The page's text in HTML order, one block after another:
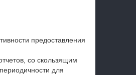
предоставления
со скользящим
для